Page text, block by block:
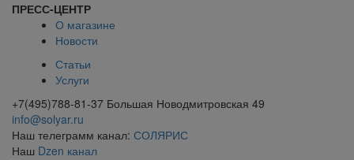
ПРЕСС-ЦЕНТР
О магазине
Новости
Статьи
Услуги
+7(495)788-81-37 Большая Новодмитровская 49
info@solyar.ru
Наш телеграмм канал: СОЛЯРИС
Наш Dzen канал